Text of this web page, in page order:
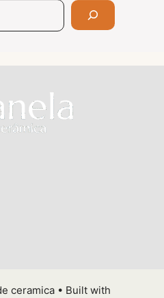
ceramica• Built with